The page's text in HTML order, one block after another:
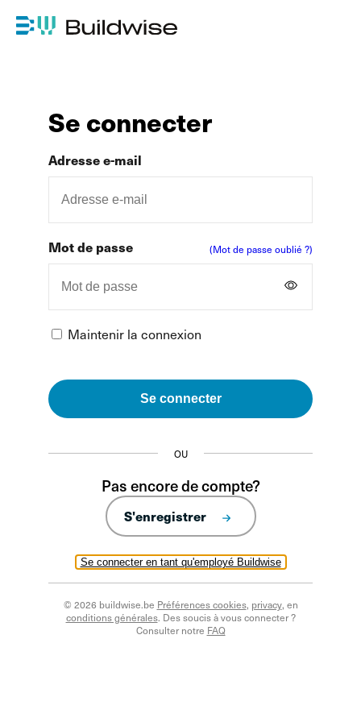
Se connecter
Se connecter en tant qu'employé Buildwise
Adresse e-mail
Mot de passe (Mot de passe oublié ?)
Maintenir la connexion
Se connecter
OU
Pas encore de compte?
S'enregistrer
© 2026 buildwise.be Préférences cookies, privacy, en
conditions générales. Des soucis à vous connecter ?
Consulter notre FAQ